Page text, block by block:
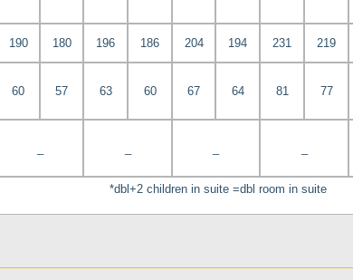
190 180 196 186 204 194 231 219
60
57 63 60 67 64 81 77
*dbl+2 children in suite =dbl room in suite